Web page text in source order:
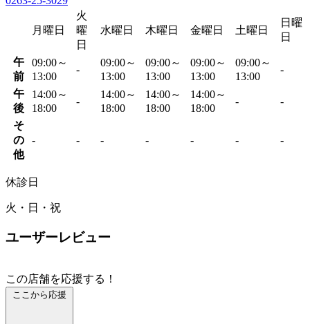
月曜日
火
曜
日
水曜日 木曜日 金曜日 土曜日
日曜
日
午
前
09:00～
13:00
-
09:00～
13:00
09:00～
13:00
09:00～
13:00
09:00～
13:00
-
午
後
14:00～
18:00
-
14:00～
18:00
14:00～
18:00
14:00～
18:00
- -
そ
の
他
- - - - - - -
休診日
火・日・祝
ユーザーレビュー
この店舗を応援する！
ここから応援